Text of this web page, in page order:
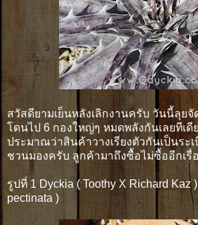
สวัสดียามเย็นหลังเลิกงานครับ วันนี้ลุย
โดนไป 6 กองใหญ่ๆ หมดพลังกันเลยทีเดี
ประมาณว่าสินค้าวางเรียงตัวกันเป็นระ
ชวนมองครับ ลูกค้ามาถึงซื้อไม่ซื้ออีกเรื่
รูปที่ 1 Dyckia ( Toothy X Richard Kaz
pectinata )